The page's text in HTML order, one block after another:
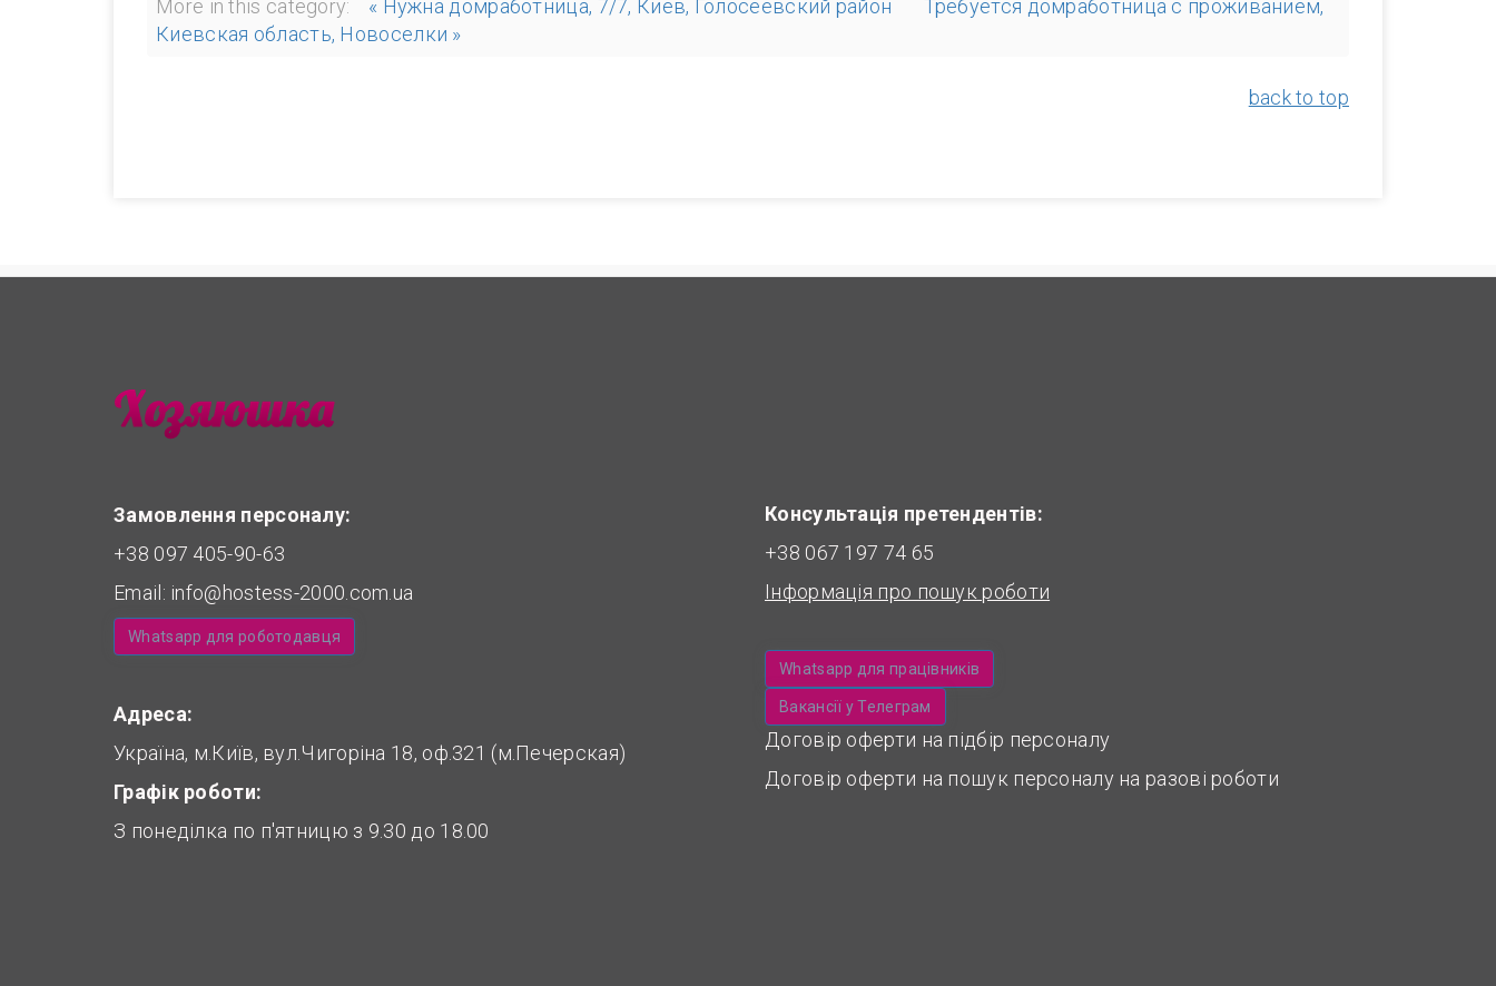
More in this category:
« Нужна домработница, 7/7, Киев, Голосеевский район
Требуется домработница с проживанием,
Киевская область, Новоселки »
back to top
Замовлення персоналу:
+38 097 405-90-63
Email: info@hostess-2000.com.ua
Whatsapp для роботодавця
Адреса:
Україна, м.Київ, вул.Чигоріна 18, оф.321 (м.Печерская)
Графік роботи:
З понеділка по п'ятницю з 9.30 до 18.00
Консультація претендентів:
+38 067 197 74 65
Інформація про пошук роботи
Whatsapp для працівників
Вакансії у Телеграм
Договір оферти на підбір персоналу
Договір оферти на пошук персоналу на разові роботи